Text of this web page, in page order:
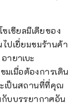
เชียลมีเดียของ
ปเยี่ยมชมร้านค้า
ายาเบะ
มเมื่อต้องการเดิน
เป็นสถานที่ที่คุณ
กับบรรยากาศอัน